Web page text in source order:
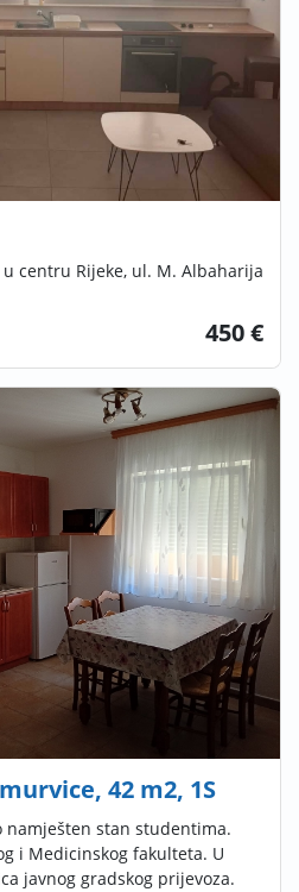
centru Rijeke, ul. M. Albaharija
450 €
42 m2, 1S
stan studentima.
i Medicinskog fakulteta. U
javnog gradskog prijevoza.